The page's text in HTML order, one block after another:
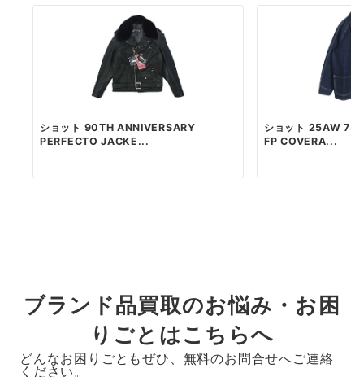
ショット 90TH ANNIVERSARY
PERFECTO JACKE...
ショット 25AW
FP COVERA...
ブランド品買取のお悩み・お困
りごとはこちらへ
どんなお困りごともぜひ、無料のお問合せへご連絡
ください。